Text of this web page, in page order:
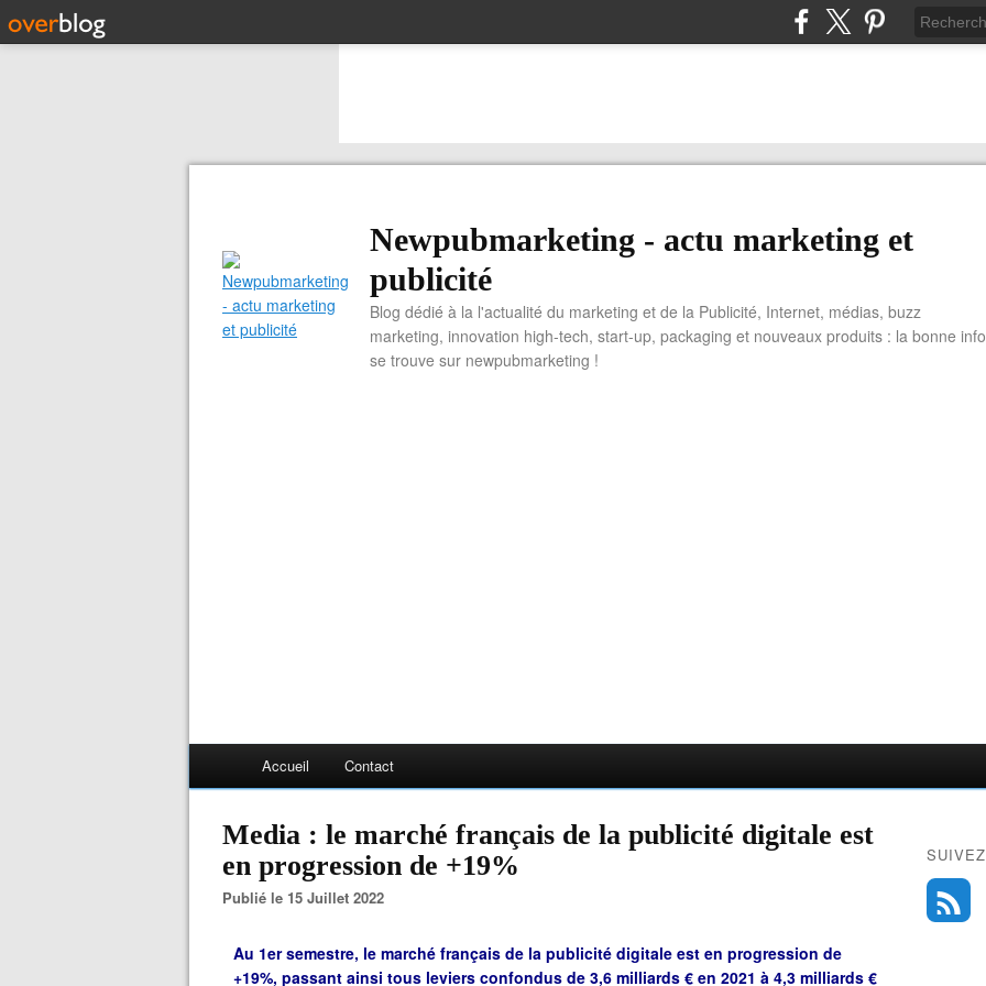
Newpubmarketing - actu marketing et
publicité
Blog dédié à la l'actualité du marketing et de la Publicité, Internet, médias, buzz
marketing, innovation high-tech, start-up, packaging et nouveaux produits : la bonne info
se trouve sur newpubmarketing !
Accueil Contact
Media : le marché français de la publicité digitale est
en progression de +19%
Publié le 15 Juillet 2022
Au 1er semestre, le marché français de la publicité digitale est en progression de
+19%, passant ainsi tous leviers confondus de 3,6 milliards € en 2021 à 4,3 milliards €